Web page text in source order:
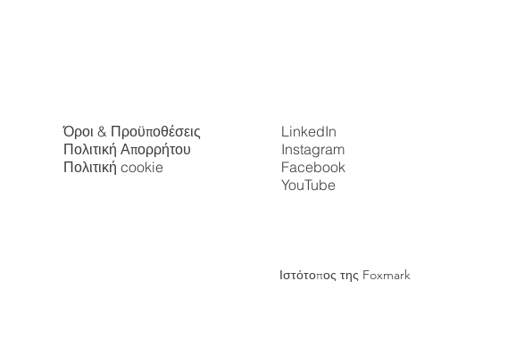
Όροι & Προϋποθέσεις
Πολιτική Απορρήτου
Πολιτική cookie
LinkedIn
Instagram
Facebook
YouTube
Ιστότοπος της Foxmark